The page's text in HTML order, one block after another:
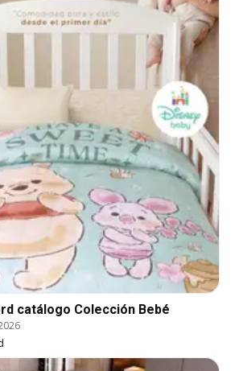
catálogo Colección Bebé